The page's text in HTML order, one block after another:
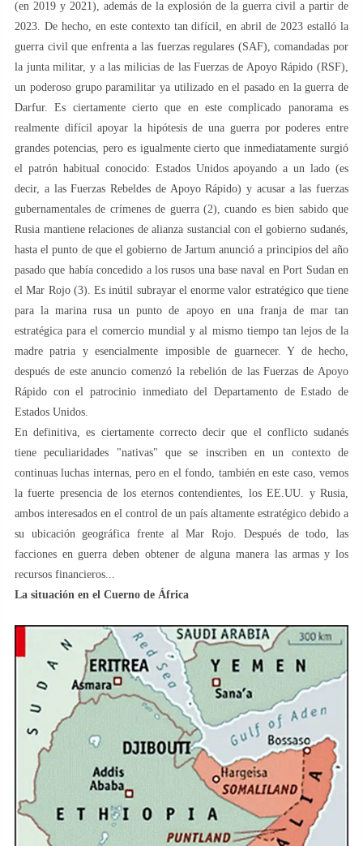
(en 2019 y 2021), además de la explosión de la guerra civil a partir de
2023. De hecho, en este contexto tan difícil, en abril de 2023 estalló la
guerra civil que enfrenta a las fuerzas regulares (SAF), comandadas por
la junta militar, y a las milicias de las Fuerzas de Apoyo Rápido (RSF),
un poderoso grupo paramilitar ya utilizado en el pasado en la guerra de
Darfur. Es ciertamente cierto que en este complicado panorama es
realmente difícil apoyar la hipótesis de una guerra por poderes entre
grandes potencias, pero es igualmente cierto que inmediatamente surgió
el patrón habitual conocido: Estados Unidos apoyando a un lado (es
decir, a las Fuerzas Rebeldes de Apoyo Rápido) y acusar a las fuerzas
gubernamentales de crímenes de guerra (2), cuando es bien sabido que
Rusia mantiene relaciones de alianza sustancial con el gobierno sudanés,
hasta el punto de que el gobierno de Jartum anunció a principios del año
pasado que había concedido a los rusos una base naval en Port Sudan en
el Mar Rojo (3). Es inútil subrayar el enorme valor estratégico que tiene
para la marina rusa un punto de apoyo en una franja de mar tan
estratégica para el comercio mundial y al mismo tiempo tan lejos de la
madre patria y esencialmente imposible de guarnecer. Y de hecho,
después de este anuncio comenzó la rebelión de las Fuerzas de Apoyo
Rápido con el patrocinio inmediato del Departamento de Estado de
Estados Unidos.
En definitiva, es ciertamente correcto decir que el conflicto sudanés
tiene peculiaridades "nativas" que se inscriben en un contexto de
continuas luchas internas, pero en el fondo, también en este caso, vemos
la fuerte presencia de los eternos contendientes, los EE.UU. y Rusia,
ambos interesados ​​en el control de un país altamente estratégico debido a
su ubicación geográfica frente al Mar Rojo. Después de todo, las
facciones en guerra deben obtener de alguna manera las armas y los
recursos financieros...
La situación en el Cuerno de África